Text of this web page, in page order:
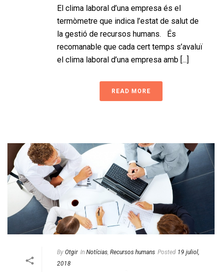
El clima laboral d’una empresa és el
termòmetre que indica l’estat de salut de
la gestió de recursos humans. És
recomanable que cada cert temps s’avaluï
el clima laboral d’una empresa amb [...]
READ MORE
By Otgir In Notícias, Recursos humans Posted 19 juliol,
2018